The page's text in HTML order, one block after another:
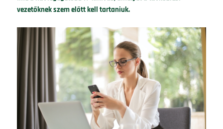
vezetőknek szem előtt kell tartaniuk.